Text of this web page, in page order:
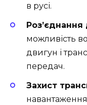
в русі.
Роз’єднання
можливість
двигун і
передач.
Захист